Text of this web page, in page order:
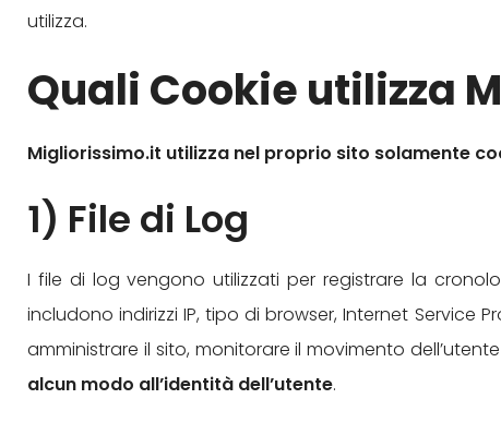
utilizza.
Quali Cookie utilizza
Migliorissimo.it utilizza nel proprio sito solamente
1) File di Log
I file di log vengono utilizzati per registrare la
includono indirizzi IP, tipo di browser, Internet Service
amministrare il sito, monitorare il movimento
alcun modo all’identità dell’utente.